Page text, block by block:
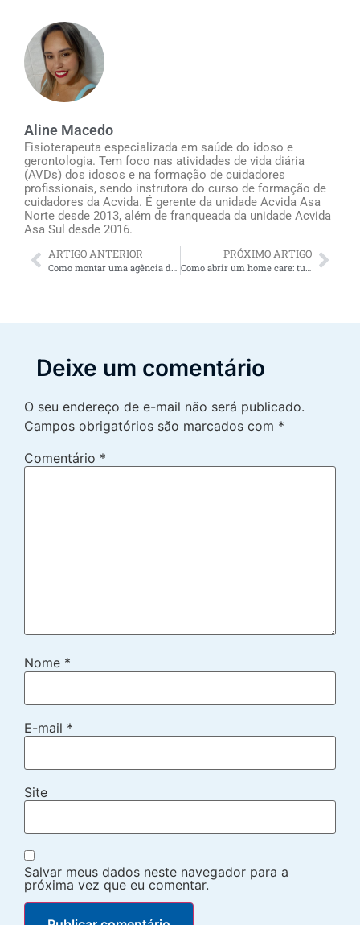
Aline Macedo
Fisioterapeuta especializada em saúde do idoso e
gerontologia. Tem foco nas atividades de vida diária
(AVDs) dos idosos e na formação de cuidadores
profissionais, sendo instrutora do curso de formação de
cuidadores da Acvida. É gerente da unidade Acvida Asa
Norte desde 2013, além de franqueada da unidade Acvida
Asa Sul desde 2016.
ARTIGO ANTERIOR PRÓXIMO ARTIGO
Deixe um comentário
O seu endereço de e-mail não será publicado.
Campos obrigatórios são marcados com *
Comentário *
Nome *
E-mail *
Site
Salvar meus dados neste navegador para a
próxima vez que eu comentar.